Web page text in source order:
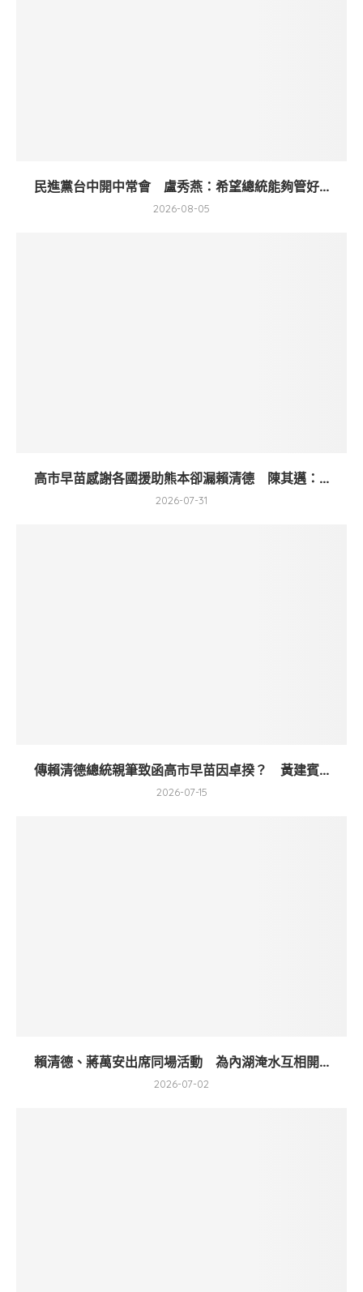
民進黨台中開中常會 盧秀燕：希望總統能夠管好...
2026-08-05
高市早苗感謝各國援助熊本卻漏賴清德 陳其邁：...
2026-07-31
傳賴清德總統親筆致函高市早苗因卓揆？ 黃建賓...
2026-07-15
賴清德、蔣萬安出席同場活動 為內湖淹水互相開...
2026-07-02